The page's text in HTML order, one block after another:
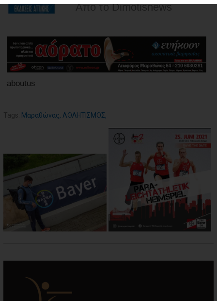
Από τo Dimotisnews
aboutus
Tags: Μαραθώνας, ΑΘΛΗΤΙΣΜΟΣ,